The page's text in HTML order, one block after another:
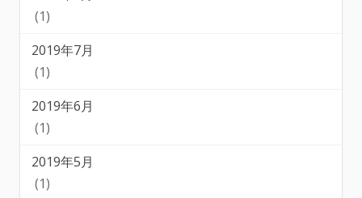
(1)
2019年7月
(1)
2019年6月
(1)
2019年5月
(1)